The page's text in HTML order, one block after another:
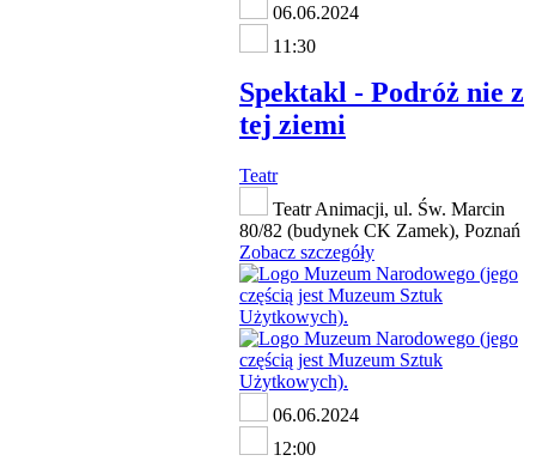
06.06.2024
11:30
Spektakl - Podróż nie z
tej ziemi
Teatr
Teatr Animacji, ul. Św. Marcin
80/82 (budynek CK Zamek), Poznań
Zobacz szczegóły
06.06.2024
12:00